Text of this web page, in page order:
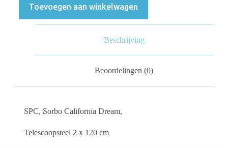
Toevoegen aan winkelwagen
Beschrijving
Beoordelingen (0)
SPC, Sorbo California Dream,
Telescoopsteel 2 x 120 cm